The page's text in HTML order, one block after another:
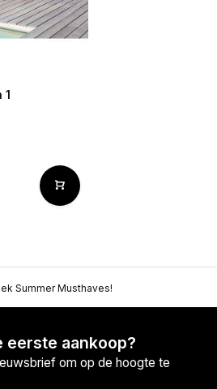
1
Summer Musthaves!
eerste aankoop?
om op de hoogte te